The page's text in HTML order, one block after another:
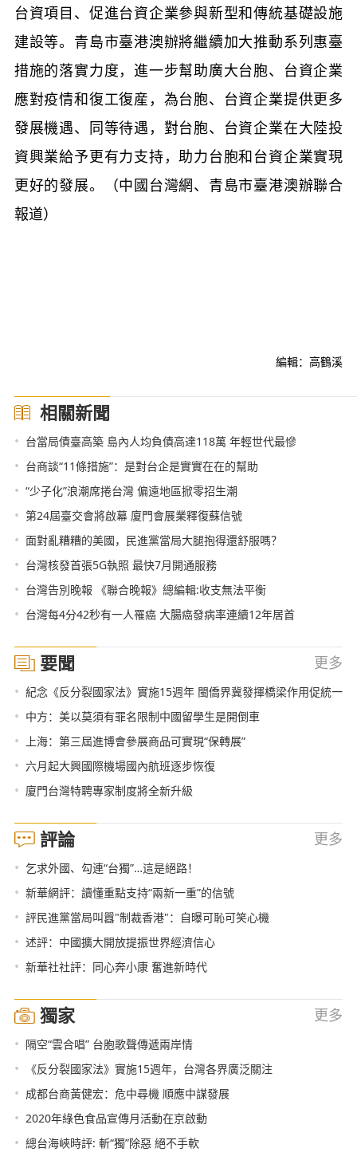
台資項目、促進台資企業參與新型和傳統基礎設施
建設等。青島市臺港澳辦將繼續加大推動系列惠臺
措施的落實力度，進一步幫助廣大台胞、台資企業
應對疫情和復工復産，為台胞、台資企業提供更多
發展機遇、同等待遇，對台胞、台資企業在大陸投
資興業給予更有力支持，助力台胞和台資企業實現
更好的發展。（中國台灣網、青島市臺港澳辦聯合
報道）
編輯：高鶴溪
相關新聞
• 台當局債臺高築 島內人均負債高達118萬 年輕世代最慘
• 台商談“11條措施”：是對台企是實實在在的幫助
• “少子化”浪潮席捲台灣 偏遠地區掀零招生潮
• 第24屆臺交會將啟幕 廈門會展業釋復蘇信號
• 面對亂糟糟的美國，民進黨當局大腿抱得還舒服嗎？
• 台灣核發首張5G執照 最快7月開通服務
• 台灣告別晚報 《聯合晚報》總編輯:收支無法平衡
• 台灣每4分42秒有一人罹癌 大腸癌發病率連續12年居首
要聞 更多
• 紀念《反分裂國家法》實施15週年 閩僑界冀發揮橋梁作用促統一
• 中方：美以莫須有罪名限制中國留學生是開倒車
• 上海：第三屆進博會參展商品可實現“保轉展”
• 六月起大興國際機場國內航班逐步恢復
• 廈門台灣特聘專家制度將全新升級
評論 更多
• 乞求外國、勾連“台獨”…這是絕路！
• 新華網評：讀懂重點支持“兩新一重”的信號
• 評民進黨當局叫囂"制裁香港"：自曝可恥可笑心機
• 述評：中國擴大開放提振世界經濟信心
• 新華社社評：同心奔小康 奮進新時代
獨家 更多
• 隔空“雲合唱” 台胞歌聲傳遞兩岸情
• 《反分裂國家法》實施15週年，台灣各界廣泛關注
• 成都台商黃健宏：危中尋機 順應中謀發展
• 2020年綠色食品宣傳月活動在京啟動
• 總台海峽時評: 斬“獨”除惡 絕不手軟